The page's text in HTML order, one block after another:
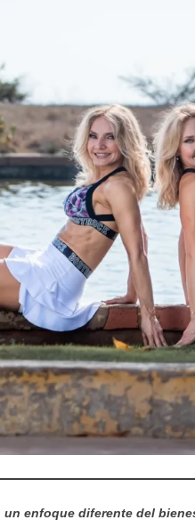
enfoque diferente del